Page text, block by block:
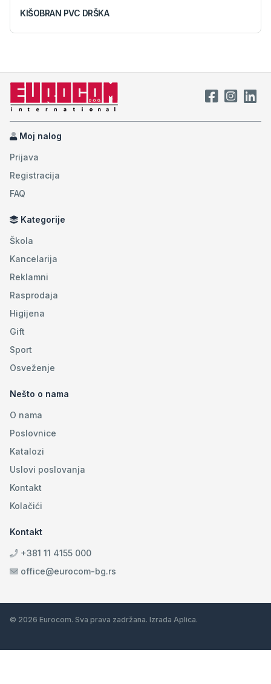
KIŠOBRAN PVC DRŠKA
Moj nalog
Prijava
Registracija
FAQ
Kategorije
Škola
Kancelarija
Reklamni
Rasprodaja
Higijena
Gift
Sport
Osveženje
Nešto o nama
O nama
Poslovnice
Katalozi
Uslovi poslovanja
Kontakt
Kolačići
Kontakt
+381 11 4155 000
office@eurocom-bg.rs
© 2026 Eurocom. Sva prava zadržana. Izrada Aplica.